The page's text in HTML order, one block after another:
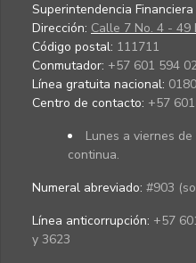
Superintendencia
Dirección: Calle 7 No. 4 - 49
Código postal: 111711
Conmutador: +57 601 594
Línea gratuita nacional:
Centro de contacto: +57
Lunes a viernes de
continua.
Numeral abreviado: #903
Línea anticorrupción: +57
y 3623